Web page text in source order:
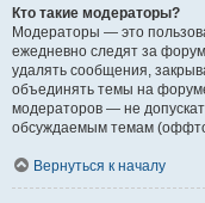
Кто такие модераторы?
Модераторы — это
ежедневно следят за
удалять сообщения,
объединять темы на
модераторов — не
обсуждаемым темам
Вернуться к началу